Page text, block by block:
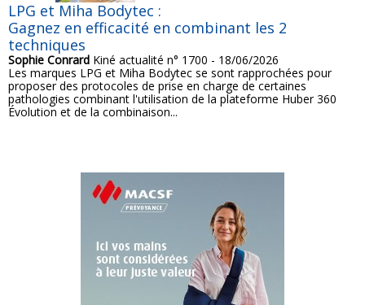
LPG et Miha Bodytec :
Gagnez en efficacité en combinant les 2
techniques
Sophie Conrard Kiné actualité n° 1700 - 18/06/2026
Les marques LPG et Miha Bodytec se sont rapprochées pour
proposer des protocoles de prise en charge de certaines
pathologies combinant l'utilisation de la plateforme Huber 360
Évolution et de la combinaison...